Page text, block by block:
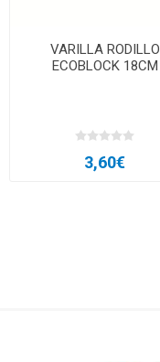
VARILLA RODILLO
ECOBLOCK 18CM
3,60€